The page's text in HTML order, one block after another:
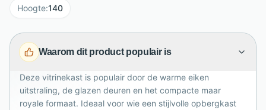
ruimte om servies, woonaccessoires of favoriete
houttint zorgt voor een natuurlijke basis die makkelijk
combineert met andere Elba meubels. Een duurzame
opbergen wil verenigen in huis.
Hoogte:140
Waarom dit product populair is
Deze vitrinekast is populair door de warme eiken
uitstraling, de glazen deuren en het compacte maar
royale formaat. Ideaal voor wie een stijlvolle opbergkast